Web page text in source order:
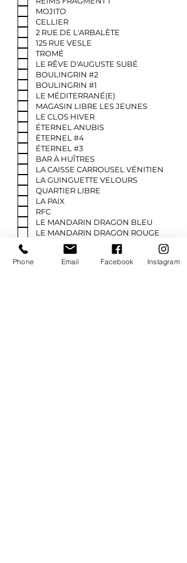
MOJITO
CELLIER
2 RUE DE L'ARBALÈTE
125 RUE VESLE
TROMÉ
LE RÊVE D'AUGUSTE SUBÉ
BOULINGRIN #2
BOULINGRIN #1
LE MÉDITERRANÉ(E)
MAGASIN LIBRE LES JEUNES
LE CLOS HIVER
ÉTERNEL ANUBIS
ÉTERNEL #4
ÉTERNEL #3
BAR À HUÎTRES
LA CAISSE CARROUSEL VÉNITIEN
LA GUINGUETTE VELOURS
QUARTIER LIBRE
LA PAIX
RFC
LE MANDARIN DRAGON BLEU
LE MANDARIN DRAGON ROUGE
FACE THE NORTH
MAGASINS GÉNÉRAUX
Phone Email Facebook Instagram